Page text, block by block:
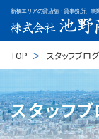
新橋エリアの貸店舗・貸事務所、事
TOP スタッフブログ
スタッフ